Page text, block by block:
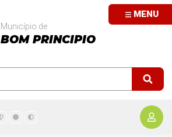
MENU
Município de
BOM PRINCIPIO